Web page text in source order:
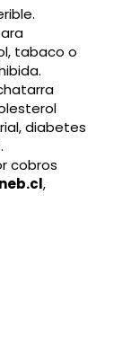
tabaco o
diabetes
cobros
,